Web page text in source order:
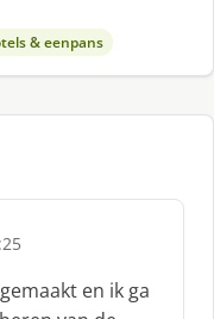
& eenpans
en ik ga